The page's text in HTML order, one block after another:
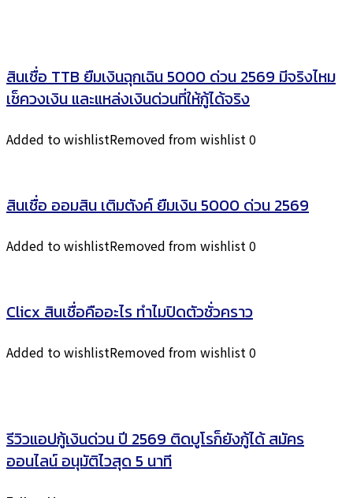
สินเชื่อ TTB ยืมเงินฉุกเฉิน 5000 ด่วน 2569 มีจริงไหม
เช็ควงเงิน และแหล่งเงินด่วนที่ให้กู้ได้จริง
Added to wishlistRemoved from wishlist0
สินเชื่อ ออมสิน เติมตังค์ ยืมเงิน 5000 ด่วน 2569
Added to wishlistRemoved from wishlist0
Clicx สินเชื่อคืออะไร ทำไมปิดตัวชั่วคราว
Added to wishlistRemoved from wishlist0
รีวิวแอปกู้เงินด่วน ปี 2569 ติดบูโรก็ยังกู้ได้ สมัคร
ออนไลน์ อนุมัติไวสุด 5 นาที